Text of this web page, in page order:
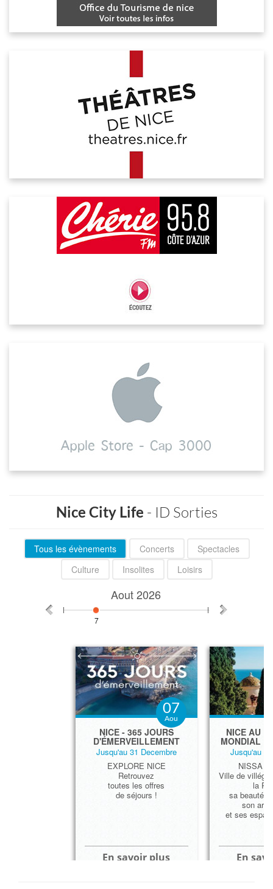
Nice City Life - ID Sorties
Tous les évènements Concerts
Spectacles
Culture
Insolites Loisirs
Aout2026
7
07
Aou
​NICE - 365 JOURS
D'ÉMERVEILLEMENT
Jusqu'au 31 Decembre
EXPLORE NICE
Retrouvez
toutes les offres
de séjours !
En savoir plus
NICE AU
MONDIAL
Jusqu'au
NISSA
Ville de
la
sa beauté,
son
et ses
En